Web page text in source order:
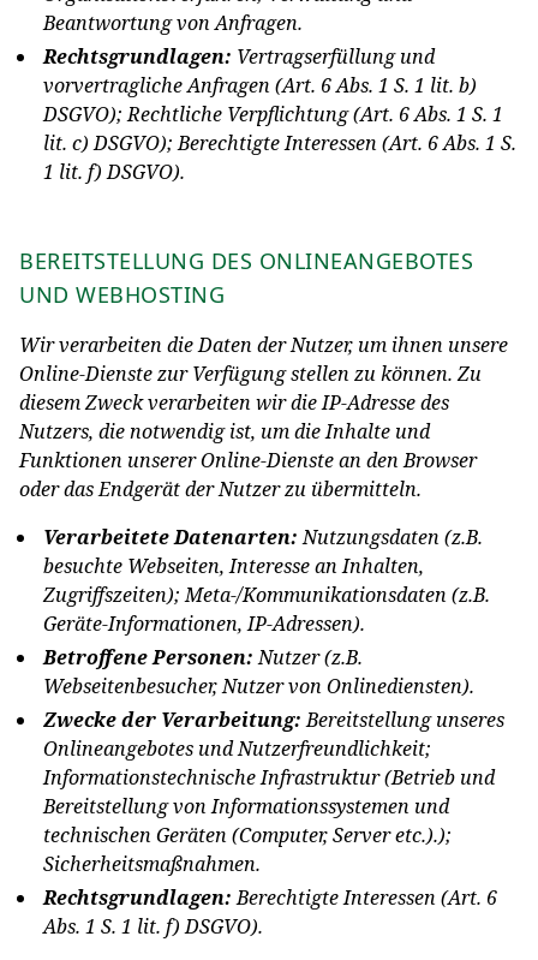
Beantwortung von Anfragen.
Rechtsgrundlagen: Vertragserfüllung und
vorvertragliche Anfragen (Art. 6 Abs. 1 S. 1 lit. b)
DSGVO); Rechtliche Verpflichtung (Art. 6 Abs. 1 S. 1
lit. c) DSGVO); Berechtigte Interessen (Art. 6 Abs. 1 S.
1 lit. f) DSGVO).
BEREITSTELLUNG DES ONLINEANGEBOTES
UND WEBHOSTING
Wir verarbeiten die Daten der Nutzer, um ihnen unsere
Online-Dienste zur Verfügung stellen zu können. Zu
diesem Zweck verarbeiten wir die IP-Adresse des
Nutzers, die notwendig ist, um die Inhalte und
Funktionen unserer Online-Dienste an den Browser
oder das Endgerät der Nutzer zu übermitteln.
Verarbeitete Datenarten:Nutzungsdaten (z.B.
besuchte Webseiten, Interesse an Inhalten,
Zugriffszeiten); Meta-/Kommunikationsdaten (z.B.
Geräte-Informationen, IP-Adressen).
Betroffene Personen:Nutzer (z.B.
Webseitenbesucher, Nutzer von Onlinediensten).
Zwecke der Verarbeitung:Bereitstellung unseres
Onlineangebotes und Nutzerfreundlichkeit;
Informationstechnische Infrastruktur (Betrieb und
Bereitstellung von Informationssystemen und
technischen Geräten (Computer, Server etc.).);
Sicherheitsmaßnahmen.
Rechtsgrundlagen:Berechtigte Interessen (Art. 6
Abs. 1 S. 1 lit. f) DSGVO).